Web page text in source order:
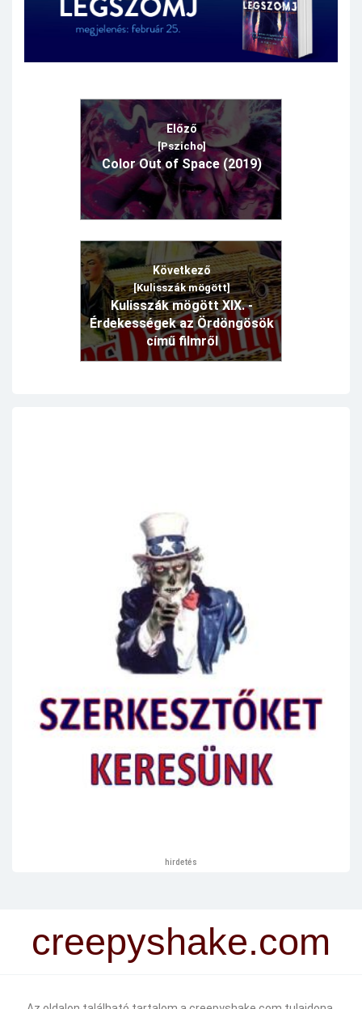
Előző
[Pszicho]
Color Out of Space (2019)
Következő
[Kulisszák mögött]
Kulisszák mögött XIX. -
Érdekességek az Ördöngösök
című filmről
hirdetés
creepyshake.com